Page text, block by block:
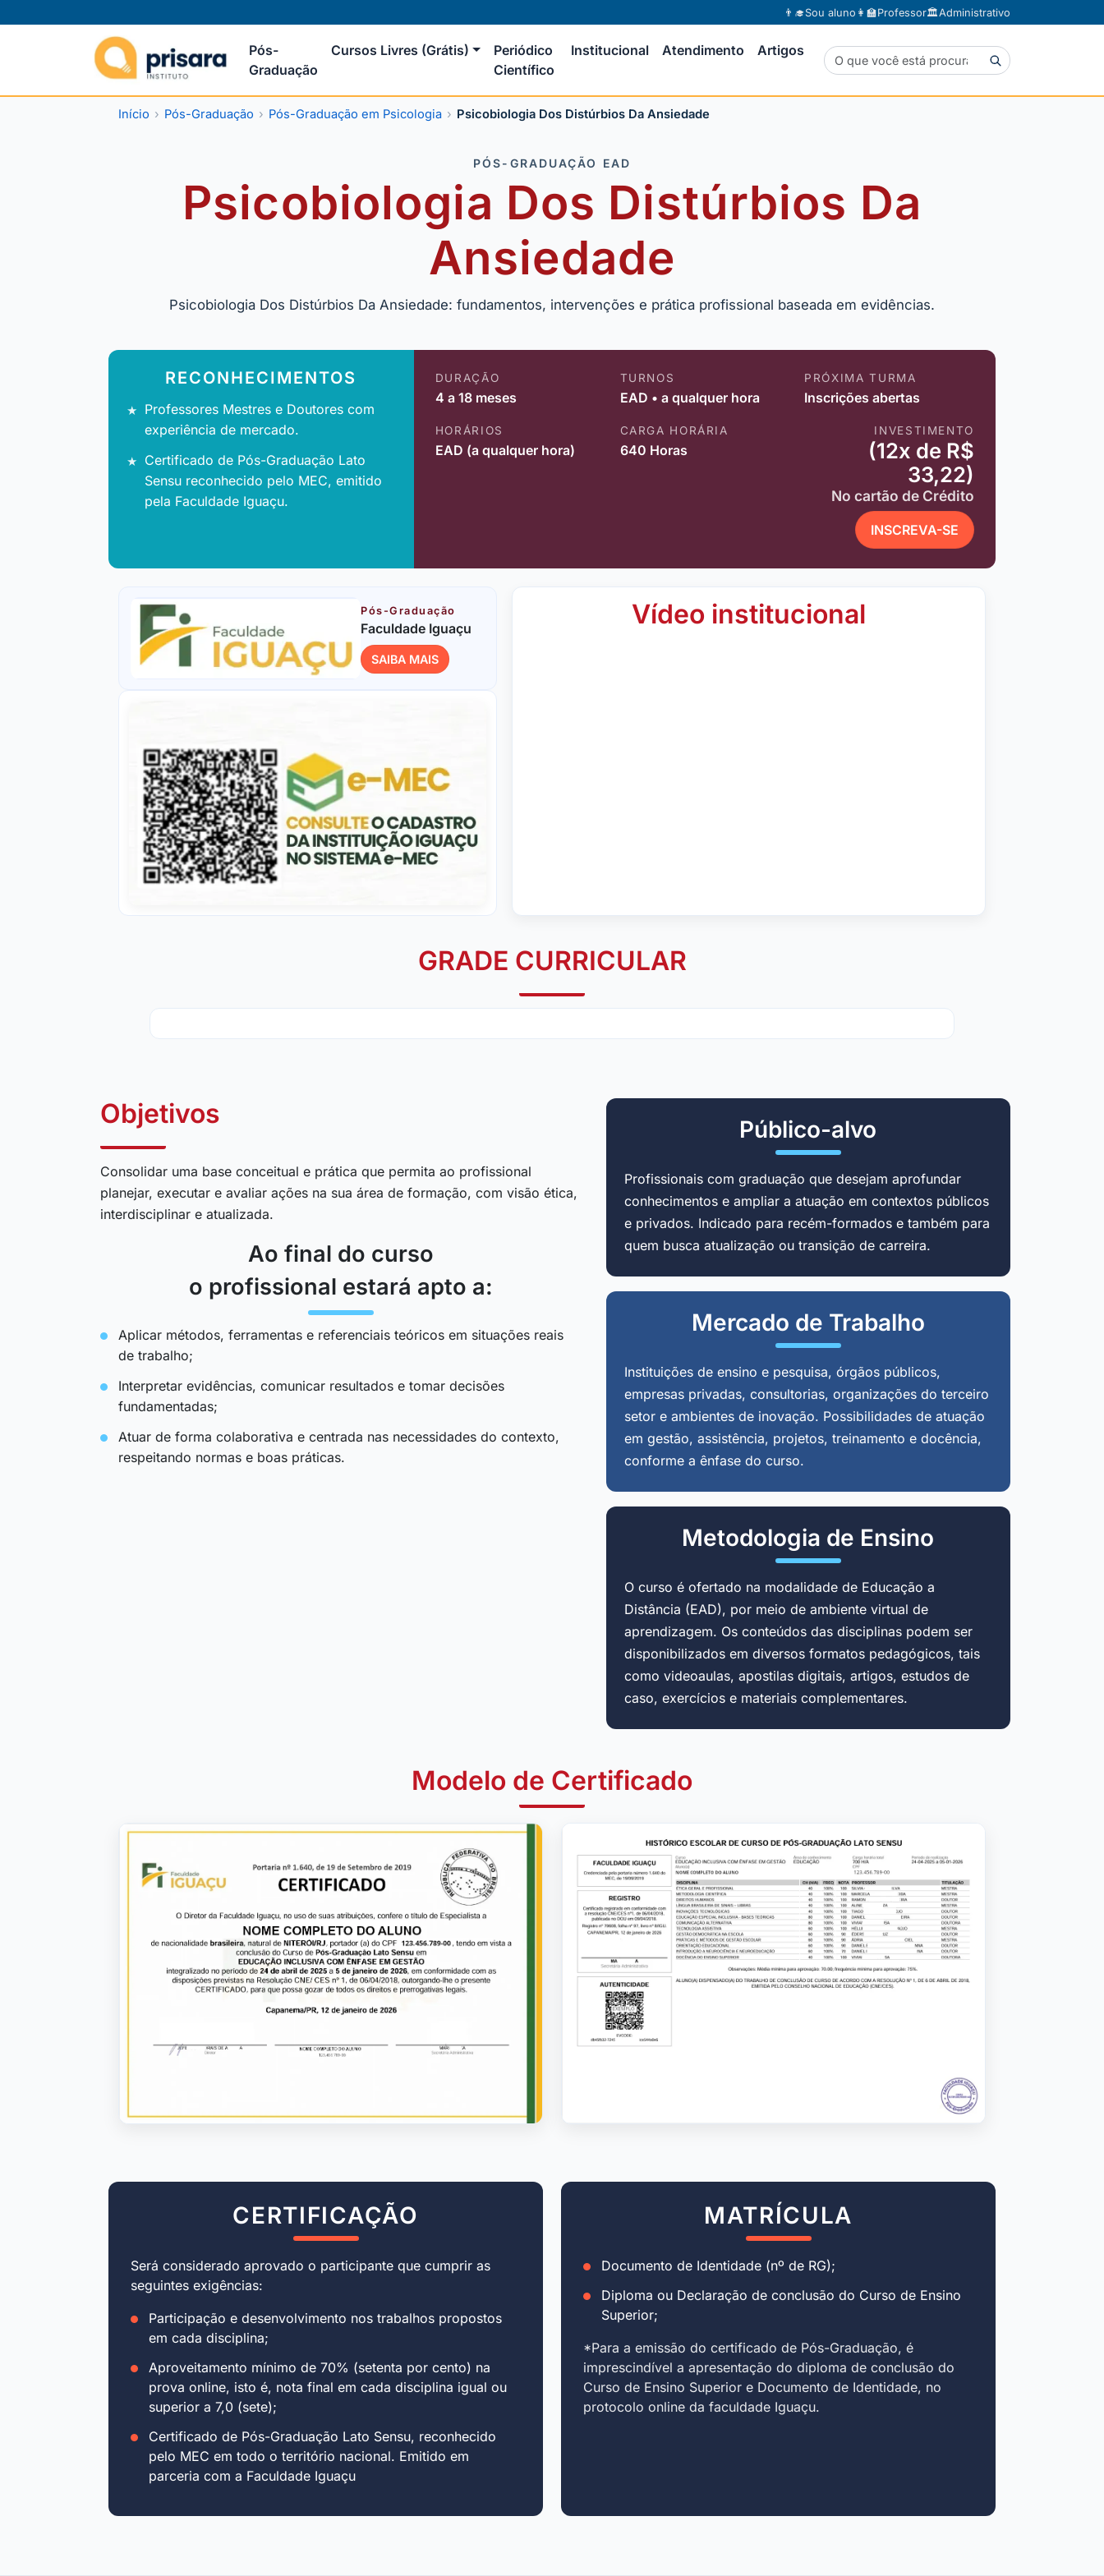
👨‍🎓Sou aluno 👩‍🏫Professor🏛️Administrativo
Pós-
Graduação
Cursos Livres (Grátis)
Periódico
Científico
Institucional Atendimento Artigos
Início Pós-Graduação Pós-Graduação em Psicologia Psicobiologia Dos Distúrbios Da Ansiedade
PÓS-GRADUAÇÃO EAD
Psicobiologia Dos Distúrbios Da
Ansiedade
Psicobiologia Dos Distúrbios Da Ansiedade: fundamentos, intervenções e prática profissional baseada em evidências.
RECONHECIMENTOS
Professores Mestres e Doutores com
experiência de mercado.
Certificado de Pós-Graduação Lato
Sensu reconhecido pelo MEC, emitido
pela Faculdade Iguaçu.
DURAÇÃO
4 a 18 meses
TURNOS
EAD • a qualquer hora
PRÓXIMA TURMA
Inscrições abertas
HORÁRIOS
EAD (a qualquer hora)
CARGA HORÁRIA
640 Horas
INVESTIMENTO
(12x de R$
33,22)
No cartão de Crédito
INSCREVA-SE
Pós-Graduação
Faculdade Iguaçu
SAIBA MAIS
Vídeo institucional
GRADE CURRICULAR
Objetivos
Consolidar uma base conceitual e prática que permita ao profissional
planejar, executar e avaliar ações na sua área de formação, com visão ética,
interdisciplinar e atualizada.
Ao final do curso
o profissional estará apto a:
Aplicar métodos, ferramentas e referenciais teóricos em situações reais
de trabalho;
Interpretar evidências, comunicar resultados e tomar decisões
fundamentadas;
Atuar de forma colaborativa e centrada nas necessidades do contexto,
respeitando normas e boas práticas.
Público-alvo
Profissionais com graduação que desejam aprofundar
conhecimentos e ampliar a atuação em contextos públicos
e privados. Indicado para recém-formados e também para
quem busca atualização ou transição de carreira.
Mercado de Trabalho
Instituições de ensino e pesquisa, órgãos públicos,
empresas privadas, consultorias, organizações do terceiro
setor e ambientes de inovação. Possibilidades de atuação
em gestão, assistência, projetos, treinamento e docência,
conforme a ênfase do curso.
Metodologia de Ensino
O curso é ofertado na modalidade de Educação a
Distância (EAD), por meio de ambiente virtual de
aprendizagem. Os conteúdos das disciplinas podem ser
disponibilizados em diversos formatos pedagógicos, tais
como videoaulas, apostilas digitais, artigos, estudos de
caso, exercícios e materiais complementares.
Modelo de Certificado
CERTIFICAÇÃO
Será considerado aprovado o participante que cumprir as
seguintes exigências:
Participação e desenvolvimento nos trabalhos propostos
em cada disciplina;
Aproveitamento mínimo de 70% (setenta por cento) na
prova online, isto é, nota final em cada disciplina igual ou
superior a 7,0 (sete);
Certificado de Pós-Graduação Lato Sensu, reconhecido
pelo MEC em todo o território nacional. Emitido em
parceria com a Faculdade Iguaçu
MATRÍCULA
Documento de Identidade (nº de RG);
Diploma ou Declaração de conclusão do Curso de Ensino
Superior;
*Para a emissão do certificado de Pós-Graduação, é
imprescindível a apresentação do diploma de conclusão do
Curso de Ensino Superior e Documento de Identidade, no
protocolo online da faculdade Iguaçu.